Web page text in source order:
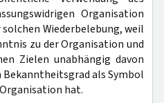
Organisation
Wiederbelebung, weil
zu der Organisation und
Zielen unabhängig davon
als Symbol
hat.